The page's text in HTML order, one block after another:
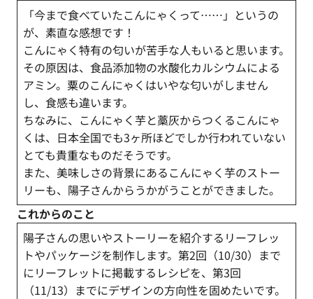
「今まで食べていたこんにゃくって……」というの
が、素直な感想です！
こんにゃく特有の匂いが苦手な人もいると思います。
その原因は、食品添加物の水酸化カルシウムによる
アミン。粟のこんにゃくはいやな匂いがしません
し、食感も違います。
ちなみに、こんにゃく芋と藁灰からつくるこんにゃ
くは、日本全国でも3ヶ所ほどでしか行われていない
とても貴重なものだそうです。
また、美味しさの背景にあるこんにゃく芋のストー
リーも、陽子さんからうかがうことができました。
これからのこと
陽子さんの思いやストーリーを紹介するリーフレッ
トやパッケージを制作します。第2回（10/30）まで
にリーフレットに掲載するレシピを、第3回
（11/13）までにデザインの方向性を固めたいです。